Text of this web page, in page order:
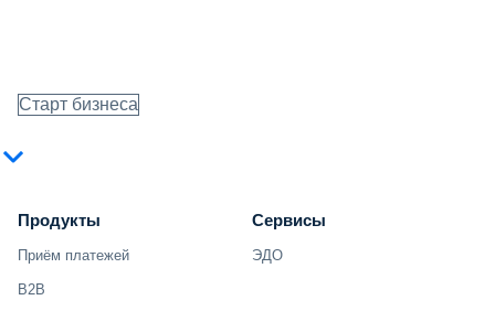
Старт бизнеса
Продукты
Приём платежей
B2B
Сервисы
ЭДО